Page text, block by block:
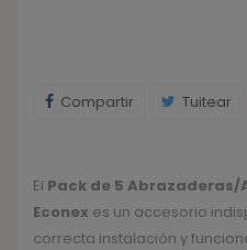
Compartir Tuitear
El Pack de 5 Abrazaderas/
Econex es un accesorio
correcta instalación y